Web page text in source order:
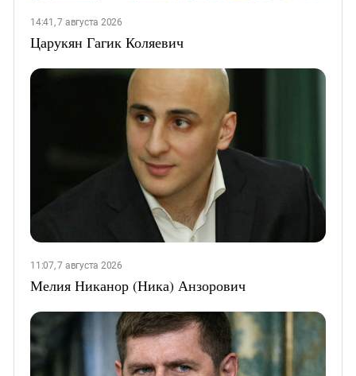
14:41, 7 августа 2026
Царукян Гагик Коляевич
11:07, 7 августа 2026
Мелия Никанор (Ника) Анзорович